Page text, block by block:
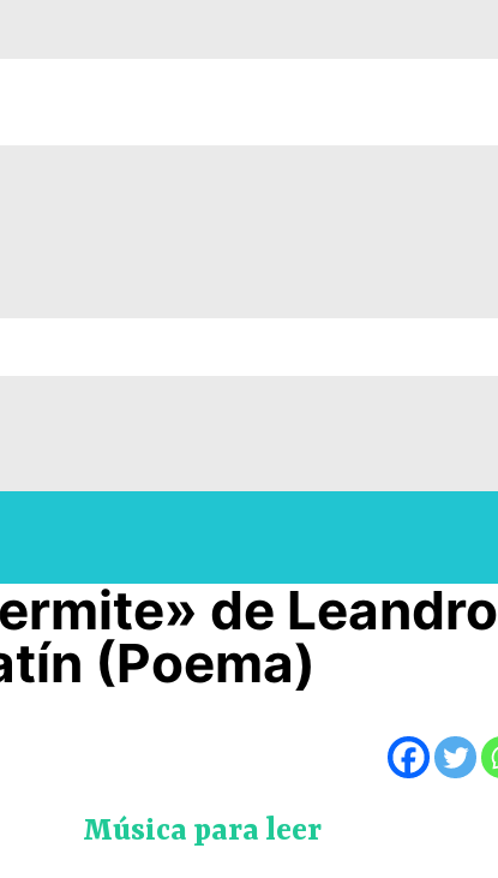
de Leandro
(Poema)
Música para leer